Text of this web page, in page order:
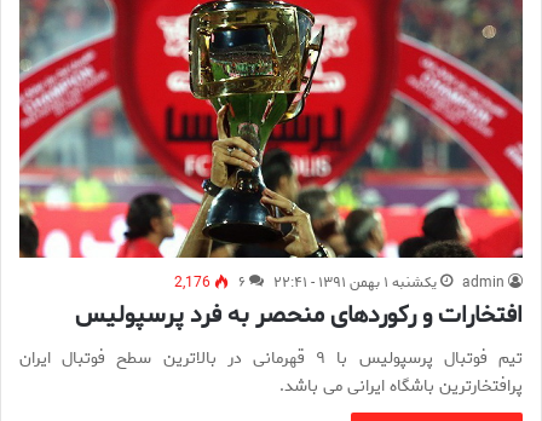
admin یکشنبه ۱ بهمن ۱۳۹۱ - ۲۲:۴۱ ۶ 2,176
افتخارات و رکوردهای منحصر به فرد پرسپولیس
تیم فوتبال پرسپولیس با ۹ قهرمانی در بالاترین سطح فوتبال ایران
پرافتخارترین باشگاه ایرانی می باشد.